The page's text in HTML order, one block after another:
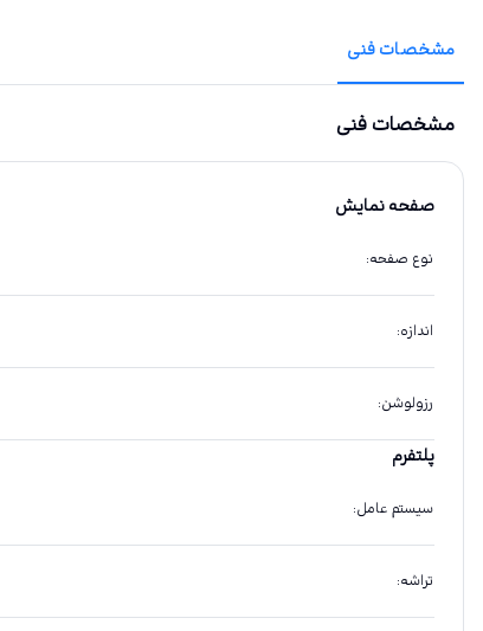
مشخصات فنی
مشخصات فنی
صفحه نمایش
نوع صفحه:
اندازه:
رزولوشن:
پلتفرم
سیستم عامل:
تراشه: